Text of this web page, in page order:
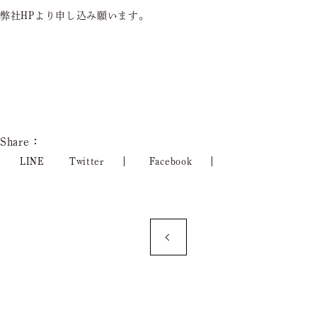
弊社HPより申し込み願います。
Share：
LINE Twitter Facebook